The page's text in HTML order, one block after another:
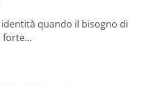
quando il bisogno di
forte…